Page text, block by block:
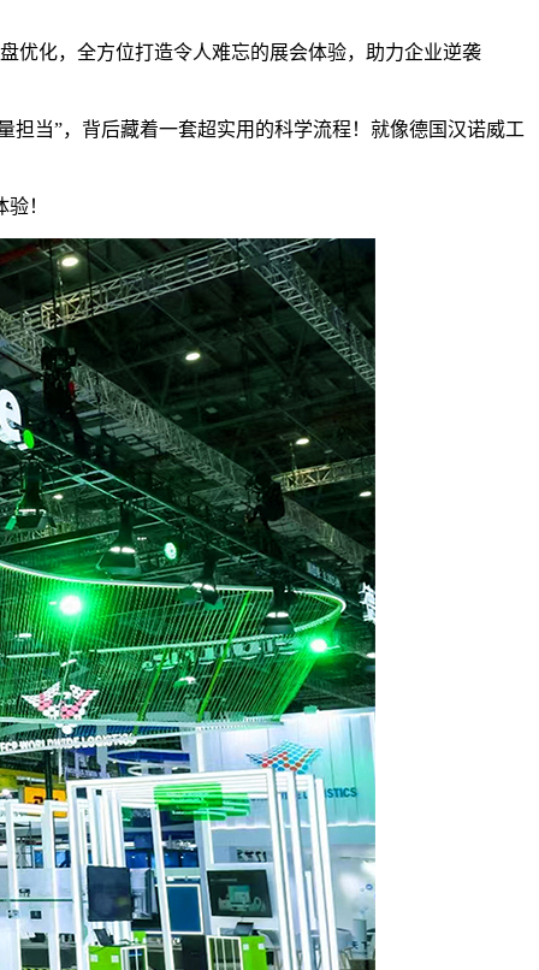
优化，全方位打造令人难忘的展会体验，助力企业逆袭
担当”，背后藏着一套超实用的科学流程！就像德国汉诺威工
！